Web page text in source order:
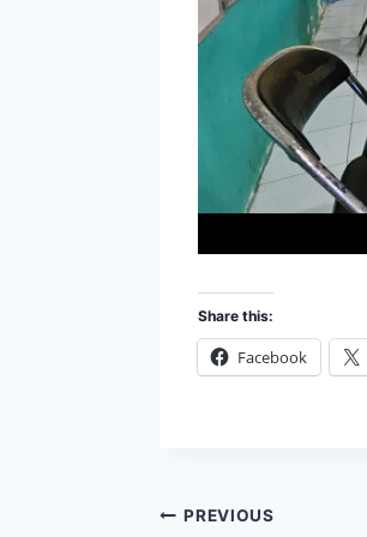
Share this:
Facebook
Post
PREVIOUS